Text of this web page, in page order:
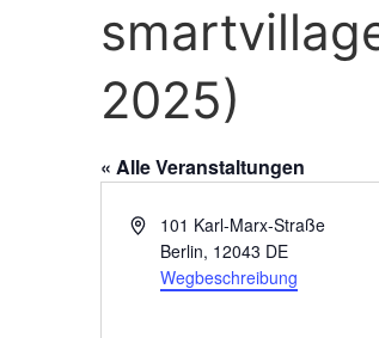
2025)
« Alle Veranstaltungen
Adresse101 Karl-Marx-Straße
Berlin, 12043 DE
Wegbeschreibung